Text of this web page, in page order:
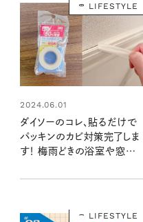
LIFESTYLE
2024.06.01
ダイソーのコレ、貼るだけで
パッキンのカビ対策完了しま
す！ 梅雨どきの浴室や窓の
ーン渋谷飛鳥の『本当にいい
LIFESTYLE